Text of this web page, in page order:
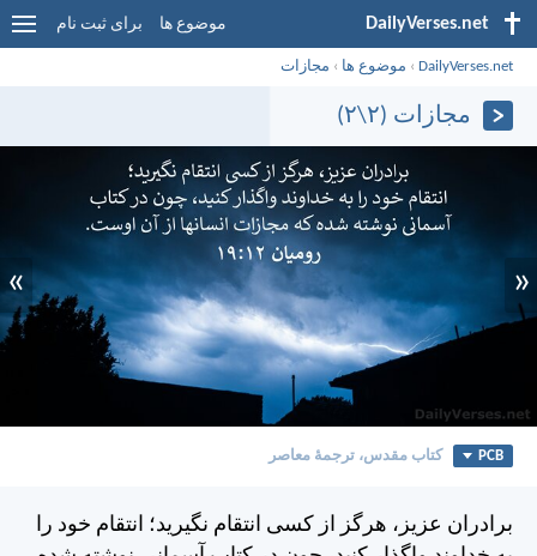
DailyVerses.net موضوع ها برای ثبت نام
DailyVerses.net
› موضوع ها › مجازات
مجازات (۲\۲)
«
»
PCB کتاب مقدس، ترجمۀ معاصر
برادران عزيز، هرگز از كسی انتقام نگيريد؛ انتقام خود را